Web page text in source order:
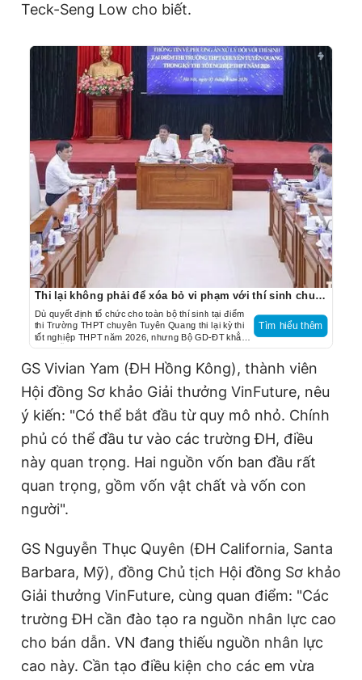
Teck-Seng Low cho biết.
Thi lại không phải để xóa bỏ vi phạm với thí sinh chuyên Tuyên Quang
Dù quyết định tổ chức cho toàn bộ thí sinh tại điểm
thi Trường THPT chuyên Tuyên Quang thi lại kỳ thi
tốt nghiệp THPT năm 2026, nhưng Bộ GD-ĐT khẳng
định vẫn xử lý những thí sinh vi phạm sau khi có kết
luận điều tra.
Tìm hiểu thêm
GS Vivian Yam (ĐH Hồng Kông), thành viên
Hội đồng Sơ khảo Giải thưởng VinFuture, nêu
ý kiến: "Có thể bắt đầu từ quy mô nhỏ. Chính
phủ có thể đầu tư vào các trường ĐH, điều
này quan trọng. Hai nguồn vốn ban đầu rất
quan trọng, gồm vốn vật chất và vốn con
người".
GS Nguyễn Thục Quyên (ĐH California, Santa
Barbara, Mỹ), đồng Chủ tịch Hội đồng Sơ khảo
Giải thưởng VinFuture, cùng quan điểm: "Các
trường ĐH cần đào tạo ra nguồn nhân lực cao
cho bán dẫn. VN đang thiếu nguồn nhân lực
cao này. Cần tạo điều kiện cho các em vừa